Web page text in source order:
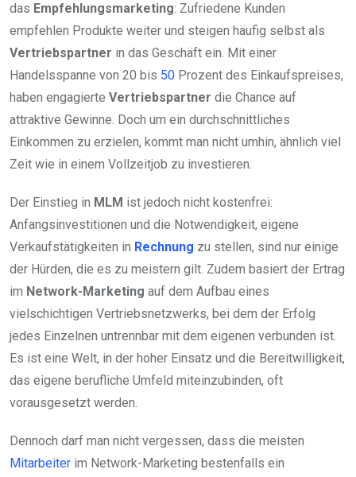
das Empfehlungsmarketing: Zufriedene Kunden
empfehlen Produkte weiter und steigen häufig selbst als
Vertriebspartner in das Geschäft ein. Mit einer
Handelsspanne von 20 bis 50 Prozent des Einkaufspreises,
haben engagierte Vertriebspartner die Chance auf
attraktive Gewinne. Doch um ein durchschnittliches
Einkommen zu erzielen, kommt man nicht umhin, ähnlich viel
Zeit wie in einem Vollzeitjob zu investieren.
Der Einstieg in MLM ist jedoch nicht kostenfrei:
Anfangsinvestitionen und die Notwendigkeit, eigene
Verkaufstätigkeiten in Rechnung zu stellen, sind nur einige
der Hürden, die es zu meistern gilt. Zudem basiert der Ertrag
im Network-Marketing auf dem Aufbau eines
vielschichtigen Vertriebsnetzwerks, bei dem der Erfolg
jedes Einzelnen untrennbar mit dem eigenen verbunden ist.
Es ist eine Welt, in der hoher Einsatz und die Bereitwilligkeit,
das eigene berufliche Umfeld miteinzubinden, oft
vorausgesetzt werden.
Dennoch darf man nicht vergessen, dass die meisten
Mitarbeiter im Network-Marketing bestenfalls ein